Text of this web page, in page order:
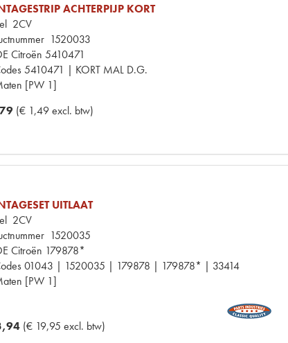
ACHTERPIJP KORT
2CV
1520033
Citroën 5410471
5410471 | KORT MAL D.G.
[PW 1]
(€ 1,49 excl. btw)
UITLAAT
2CV
1520035
Citroën 179878*
01043 | 1520035 | 179878 | 179878* | 33414
[PW 1]
(€ 19,95 excl. btw)